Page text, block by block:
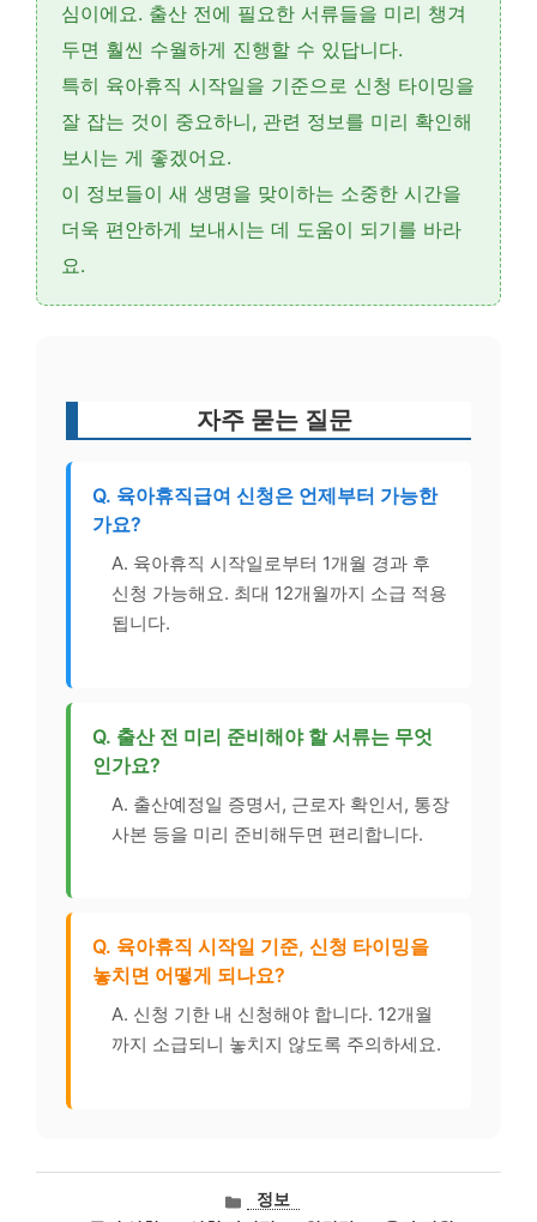
심이에요. 출산 전에 필요한 서류들을 미리 챙겨
두면 훨씬 수월하게 진행할 수 있답니다.
특히 육아휴직 시작일을 기준으로 신청 타이밍을
잘 잡는 것이 중요하니, 관련 정보를 미리 확인해
보시는 게 좋겠어요.
이 정보들이 새 생명을 맞이하는 소중한 시간을
더욱 편안하게 보내시는 데 도움이 되기를 바라
요.
자주 묻는 질문
Q. 육아휴직급여 신청은 언제부터 가능한
가요?
A. 육아휴직 시작일로부터 1개월 경과 후
신청 가능해요. 최대 12개월까지 소급 적용
됩니다.
Q. 출산 전 미리 준비해야 할 서류는 무엇
인가요?
A. 출산예정일 증명서, 근로자 확인서, 통장
사본 등을 미리 준비해두면 편리합니다.
Q. 육아휴직 시작일 기준, 신청 타이밍을
놓치면 어떻게 되나요?
A. 신청 기한 내 신청해야 합니다. 12개월
까지 소급되니 놓치지 않도록 주의하세요.
카정보